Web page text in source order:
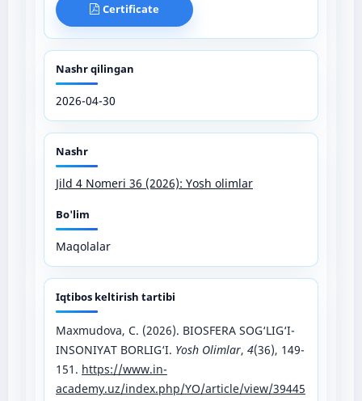
Certificate
Nashr qilingan
2026-04-30
Nashr
Jild 4 Nomeri 36 (2026): Yosh olimlar
Bo'lim
Maqolalar
Iqtibos keltirish tartibi
Maxmudova, C. (2026). BIOSFERA SOG‘LIG‘I-
INSONIYAT BORLIG‘I. Yosh Olimlar, 4(36), 149-
151. https://www.in-
academy.uz/index.php/YO/article/view/39445